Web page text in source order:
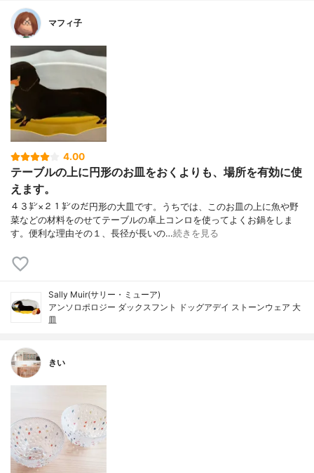
マフィ子
4.00
テーブルの上に円形のお皿をおくよりも、場所を有効に使
えます。
４３㌢×２１㌢のだ円形の大皿です。うちでは、このお皿の上に魚や野
菜などの材料をのせてテーブルの卓上コンロを使ってよくお鍋をしま
す。便利な理由その１、長径が長いの…続きを見る
Sally Muir(サリー・ミューア)
アンソロポロジー ダックスフント ドッグアデイ ストーンウェア 大
皿
きい